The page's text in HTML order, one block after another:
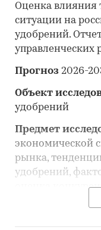
Оценка влияния
ситуации на
удобрений.
управленческих
Прогноз 2026-
Объект
удобрений
Предмет
экономической
рынка,
удобрений,
оценка
Анализ и